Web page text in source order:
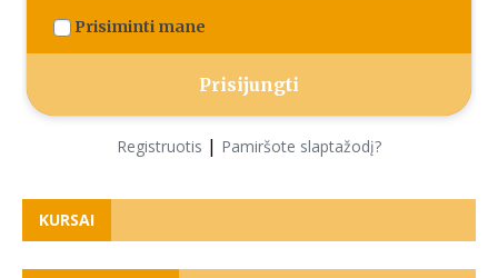
Prisiminti mane
Registruotis | Pamiršote slaptažodį?
KURSAI